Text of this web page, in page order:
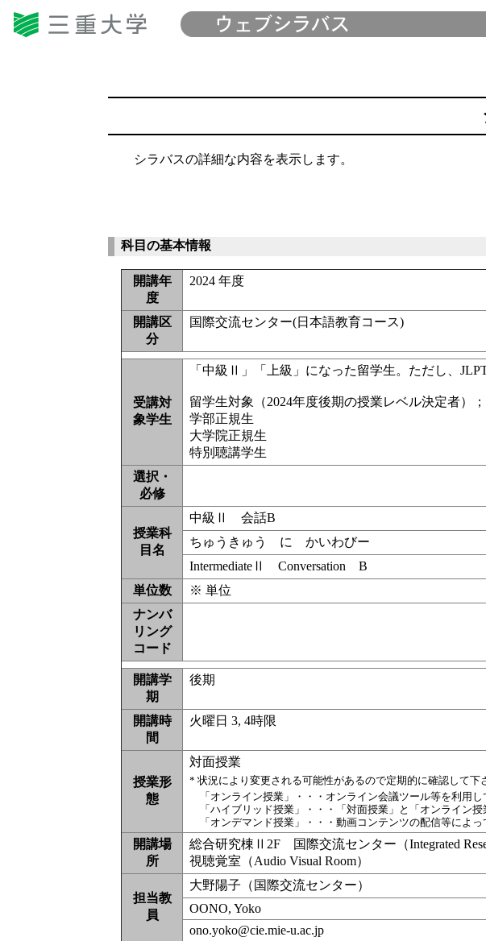
シラバスの詳細な内容を表示します。
科目の基本情報
開講年
度
2024 年度
開講区
分
国際交流センター(日本語教育コース)
受講対
象学生
「中級Ⅱ」「上級」になった留学生。ただし、
留学生対象（2024年度後期の授業レベル決定者）；
学部正規生
大学院正規生
特別聴講学生
選択・
必修
授業科
目名
中級Ⅱ 会話B
ちゅうきゅう に かいわびー
IntermediateⅡ Conversation B
単位数
※ 単位
ナンバ
リング
コード
開講学
期
後期
開講時
間
火曜日 3, 4時限
授業形
態
対面授業
* 状況により変更される可能性があるので定期的に確認して下
「オンライン授業」・・・オンライン会議ツール等を利用
「ハイブリッド授業」・・・「対面授業」と「オンライン
「オンデマンド授業」・・・動画コンテンツの配信等によ
開講場
所
総合研究棟Ⅱ2F 国際交流センター（Integrated
視聴覚室（Audio Visual Room）
担当教
員
大野陽子（国際交流センター）
OONO, Yoko
ono.yoko@cie.mie-u.ac.jp